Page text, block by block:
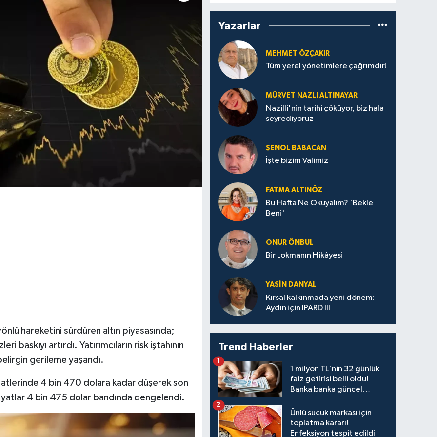
hareketini sürdüren altın piyasasında;
artırdı. Yatırımcıların risk iştahının
gerileme yaşandı.
4 bin 470 dolara kadar düşerek son
4 bin 475 dolar bandında dengelendi.
Yazarlar
MEHMET ÖZÇAKIR
Tüm yerel yönetimlere çağrımdır!
MÜRVET NAZLI ALTINAYAR
Nazilli'nin tarihi çöküyor, biz hala
seyrediyoruz
ŞENOL BABACAN
İşte bizim Valimiz
FATMA ALTINÖZ
Bu Hafta Ne Okuyalım? 'Bekle
Beni'
ONUR ÖNBUL
Bir Lokmanın Hikâyesi
YASIN DANYAL
Kırsal kalkınmada yeni dönem:
Aydın için IPARD III
Trend Haberler
1 milyon TL'nin 32 günlük
faiz getirisi belli oldu!
Banka banka güncel
1
Ünlü sucuk markası için
toplatma kararı!
Enfeksiyon tespit edildi
2